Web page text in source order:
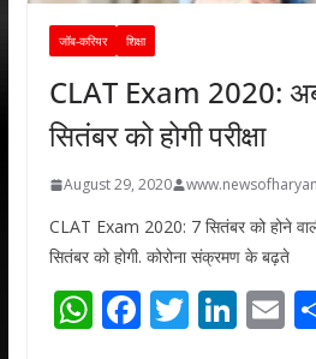
जॉब-करियर शिक्षा
CLAT Exam 2020:
सितंबर को होगी परीक्षा
August 29, 2020
CLAT Exam 2020: 7 सितंबर को होने
सितंबर को होगी. कोरोना संक्रमण के बढ़ते
W F T Li E